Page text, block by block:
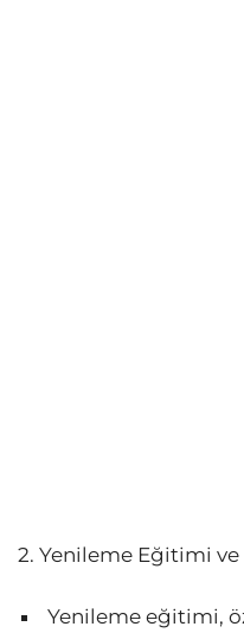
2. Yenileme Eğitimi ve
Yenileme eğitimi,